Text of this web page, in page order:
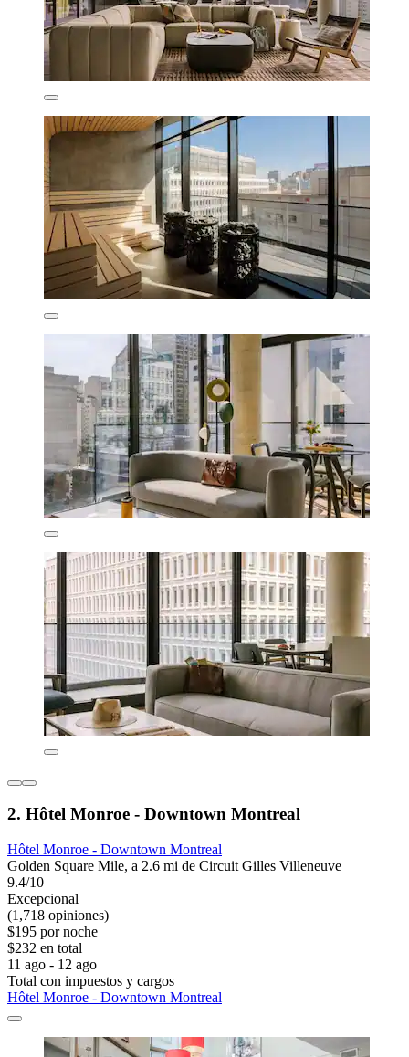
2. Hôtel Monroe - Downtown Montreal
Hôtel Monroe - Downtown Montreal
Golden Square Mile, a 2.6 mi de Circuit Gilles Villeneuve
9.4/10
Excepcional
(1,718 opiniones)
$195 por noche
$232 en total
11 ago - 12 ago
Total con impuestos y cargos
Hôtel Monroe - Downtown Montreal